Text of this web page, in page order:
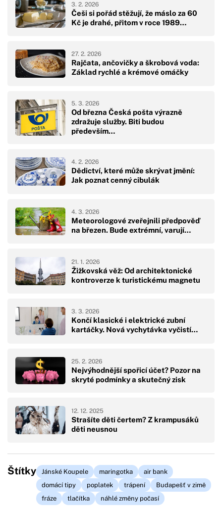
Češi si pořád stěžují, že máslo za 60
Kč je drahé, přitom v roce 1989…
3. 2. 2026
Rajčata, ančovičky a škrobová voda:
Základ rychlé a krémové omáčky
27. 2. 2026
Od března Česká pošta výrazně
zdražuje služby. Biti budou
především…
5. 3. 2026
Dědictví, které může skrývat jmění:
Jak poznat cenný cibulák
4. 2. 2026
Meteorologové zveřejnili předpověď
na březen. Bude extrémní, varují…
4. 3. 2026
Žižkovská věž: Od architektonické
kontroverze k turistickému magnetu
21. 1. 2026
Končí klasické i elektrické zubní
kartáčky. Nová vychytávka vyčistí…
3. 3. 2026
Nejvýhodnější spořicí účet? Pozor na
skryté podmínky a skutečný zisk
25. 2. 2026
Strašíte děti čertem? Z krampusáků
děti neusnou
12. 12. 2025
Štítky Jánské Koupele maringotka
air bank
domácí tipy
poplatek trápení
Budapešť v zimě
fráze
tlačítka náhlé změny počasí